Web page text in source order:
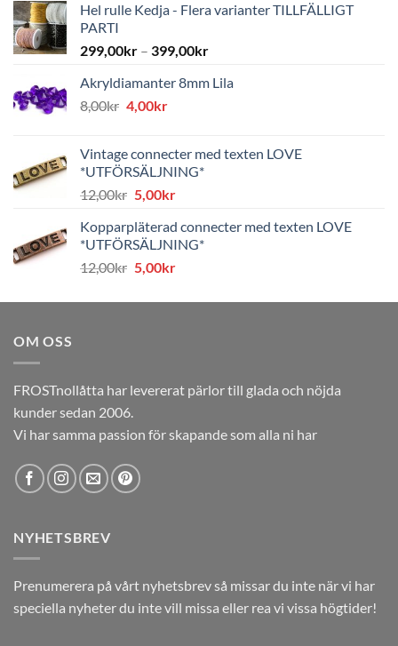
Hel rulle Kedja - Flera varianter TILLFÄLLIGT
PARTI
299,00kr – 399,00kr
Akryldiamanter 8mm Lila
8,00kr Det
var:
8,00kr.
4,00krDet
är:
4,00kr.
Vintage connecter med texten LOVE
*UTFÖRSÄLJNING*
12,00kr Det
priset
var:
12,00kr.
5,00krDet
priset
är:
5,00kr.
Kopparpläterad connecter med texten LOVE
*UTFÖRSÄLJNING*
12,00kr Det
priset
5,00krDet
priset
OM OSS
FROSTnollåtta har levererat pärlor till glada och nöjda
kunder sedan 2006.
Vi har samma passion för skapande som alla ni har
NYHETSBREV
Prenumerera på vårt nyhetsbrev så missar du inte när vi har
speciella nyheter du inte vill missa eller rea vi vissa högtider!